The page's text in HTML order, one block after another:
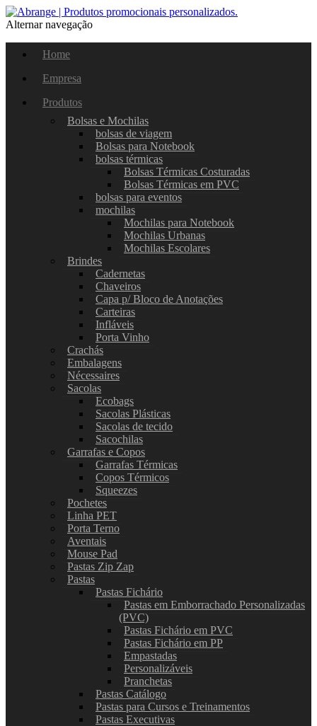
Alternar navegação
Home
Empresa
Produtos
Bolsas e Mochilas
bolsas de viagem
Bolsas para Notebook
bolsas térmicas
Bolsas Térmicas Costuradas
Bolsas Térmicas em PVC
bolsas para eventos
mochilas
Mochilas para Notebook
Mochilas Urbanas
Mochilas Escolares
Brindes
Cadernetas
Chaveiros
Capa p/ Bloco de Anotações
Carteiras
Infláveis
Porta Vinho
Crachás
Embalagens
Nécessaires
Sacolas
Ecobags
Sacolas Plásticas
Sacolas de tecido
Sacochilas
Garrafas e Copos
Garrafas Térmicas
Copos Térmicos
Squeezes
Pochetes
Linha PET
Porta Terno
Aventais
Mouse Pad
Pastas Zip Zap
Pastas
Pastas Fichário
Pastas em Emborrachado Personalizadas
(PVC)
Pastas Fichário em PVC
Pastas Fichário em PP
Empastadas
Personalizáveis
Pranchetas
Pastas Catálogo
Pastas para Cursos e Treinamentos
Pastas Executivas